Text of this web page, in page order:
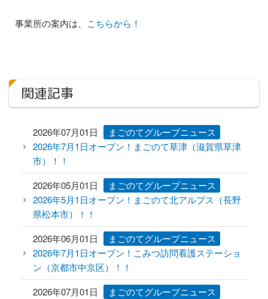
1日の過ごし方
相談支援センター
介護タクシー
開業支援
まごのてグループが目指すもの
まごのてFCで夢を叶える
開業までの流れ
フランチャイズ募集要項
事業所の案内は、 こちらから！
関連記事
2026年07月01日
まごのてグループニュース
2026年7月1日オープン！まごのて草津（滋賀県草津
市）！！
2026年05月01日
まごのてグループニュース
2026年5月1日オープン！まごのて北アルプス（長野
県松本市）！！
2026年06月01日
まごのてグループニュース
2026年7月1日オープン！こみつ訪問看護ステーショ
ン（京都市中京区）！！
2026年07月01日
まごのてグループニュース